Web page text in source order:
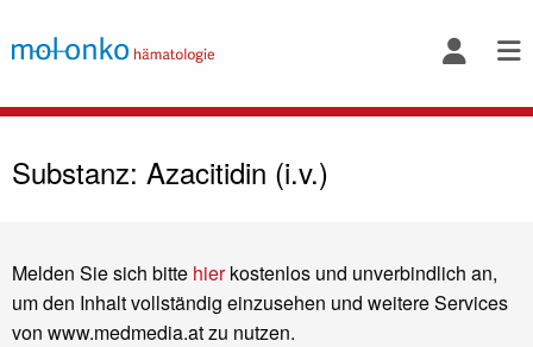
Substanz: Azacitidin (i.v.)
Melden Sie sich bitte hierkostenlos und unverbindlich an,
um den Inhalt vollständig einzusehen und weitere Services
von www.medmedia.at zu nutzen.